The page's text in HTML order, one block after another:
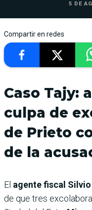
5 DE
Compartir en redes
Caso Tajy:
culpa de
de Prieto
de la
El agente fiscal
de que tres